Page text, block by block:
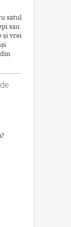
satul
sau
și vrei